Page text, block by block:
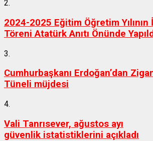
2.
2024-2025 Eğitim Öğretim Yılının
Töreni Atatürk Anıtı Önünde
3.
Cumhurbaşkanı Erdoğan’dan
Tüneli müjdesi
4.
Vali Tanrısever, ağustos ayı
güvenlik istatistiklerini açıkladı